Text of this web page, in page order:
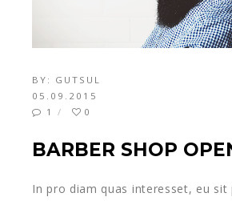
BY: GUTSUL
05.09.2015
1
0
BARBER SHOP
In pro diam quas interesset, eu sit